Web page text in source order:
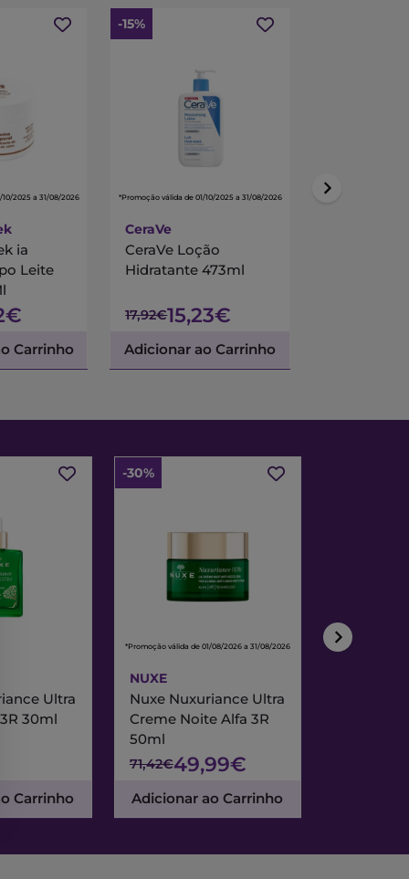
2025 a 31/08/2026
ia
Leite
Carrinho
-15%
*Promoção válida de 01/10/2025 a 31/08/2026
CeraVe
CeraVe Loção
Hidratante 473ml
17,92€15,23€
Adicionar ao Carrinho
*Promoção válida de
Ultra
30ml
Carrinho
-30%
*Promoção válida de 01/08/2026 a 31/08/2026
NUXE
Nuxe Nuxuriance Ultra
Creme Noite Alfa 3R
50ml
71,42€49,99€
Adicionar ao Carrinho
*Promoção válida